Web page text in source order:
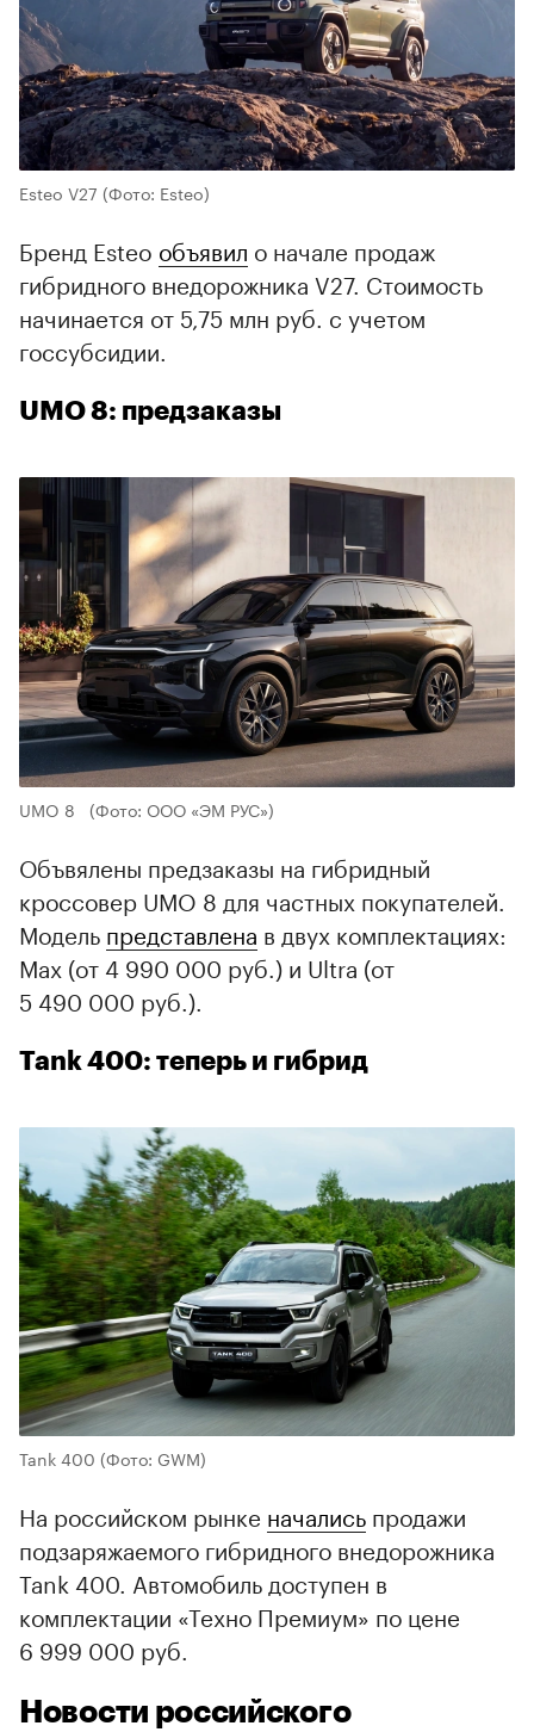
Esteo V27 (Фото: Esteo)
Бренд Esteo объявил о начале продаж
гибридного внедорожника V27. Стоимость
начинается от 5,75 млн руб. с учетом
госсубсидии.
UMO 8: предзаказы
UMO 8 (Фото: ООО «ЭМ РУС»)
Объвялены предзаказы на гибридный
кроссовер UMO 8 для частных покупателей.
Модель представлена в двух комплектациях:
Max (от 4 990 000 руб.) и Ultra (от
5 490 000 руб.).
Tank 400: теперь и гибрид
Tank 400 (Фото: GWM)
На российском рынке начались продажи
подзаряжаемого гибридного внедорожника
Tank 400. Автомобиль доступен в
комплектации «Техно Премиум» по цене
6 999 000 руб.
Новости российского